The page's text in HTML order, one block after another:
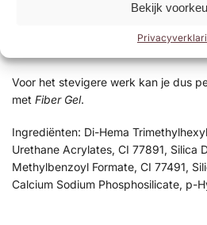
Bekijk
toepassen van babyboom of French
Voor het stevigere werk kan je dus
met Fiber Gel.
Ingrediënten: Di-Hema
Urethane Acrylates, CI 77891, Silica
Methylbenzoyl Formate, CI 77491,
Calcium Sodium Phosphosilicate, p-